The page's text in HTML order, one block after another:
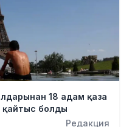
18 адам қаза
қайтыс болды
Редакция